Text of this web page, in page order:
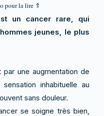
pour la lire ⇑
un cancer rare, qui
jeunes, le plus
une augmentation de
inhabituelle au
sans douleur.
se soigne très bien,